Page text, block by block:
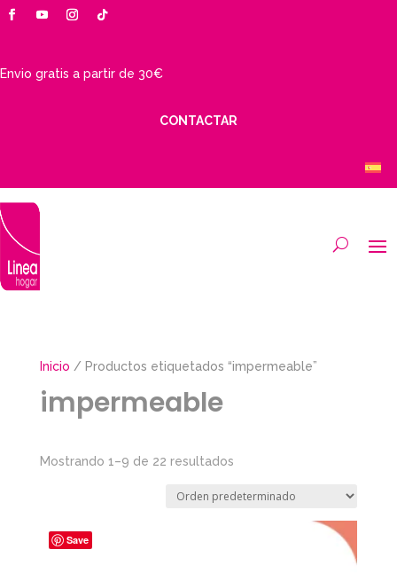
Envio gratis a partir de 30€
CONTACTAR
Inicio / Productos etiquetados “impermeable”
impermeable
Mostrando 1–9 de 22 resultados
Save